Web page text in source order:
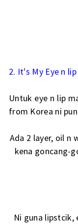
2. It's My Eye n
Untuk eye n lip
from Korea ni
Ada 2 layer, oil n
kena goncang-
Ni guna lipstcik,